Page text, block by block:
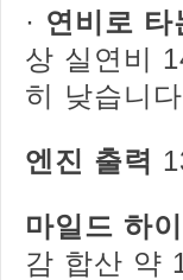
· 연비로
상 실연비
히 낮습니다
엔진 출력
마일드 하
감 합산 약